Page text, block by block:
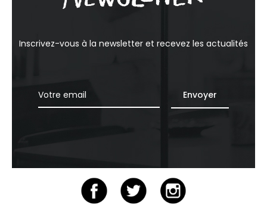
Inscrivez-vous à la newsletter et recevez les actualités